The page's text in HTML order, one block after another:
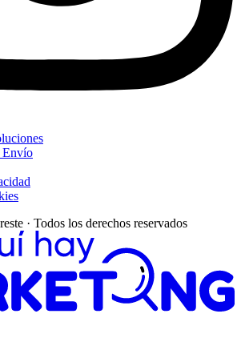
Envío
· Todos los derechos reservados